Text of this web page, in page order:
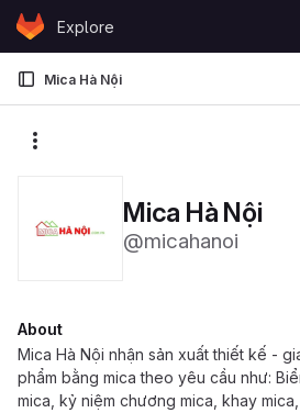
Skip to content
GitLabExplore
Mica Hà Nội
Mica Hà Nội
@micahanoi
About
Mica Hà Nội nhận sản xuất thiết kế -
phẩm bằng mica theo yêu cầu như:
mica, kỷ niệm chương mica, khay